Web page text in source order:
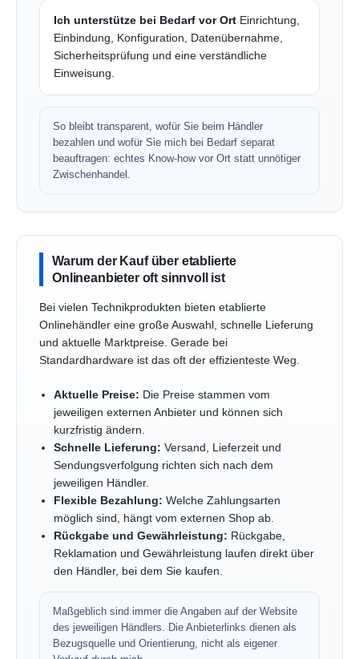
Ich unterstütze bei Bedarf vor Ort Einrichtung,
Einbindung, Konfiguration, Datenübernahme,
Sicherheitsprüfung und eine verständliche
Einweisung.
So bleibt transparent, wofür Sie beim Händler
bezahlen und wofür Sie mich bei Bedarf separat
beauftragen: echtes Know-how vor Ort statt unnötiger
Zwischenhandel.
Warum der Kauf über etablierte
Onlineanbieter oft sinnvoll ist
Bei vielen Technikprodukten bieten etablierte
Onlinehändler eine große Auswahl, schnelle Lieferung
und aktuelle Marktpreise. Gerade bei
Standardhardware ist das oft der effizienteste Weg.
Aktuelle Preise: Die Preise stammen vom
jeweiligen externen Anbieter und können sich
kurzfristig ändern.
Schnelle Lieferung: Versand, Lieferzeit und
Sendungsverfolgung richten sich nach dem
jeweiligen Händler.
Flexible Bezahlung: Welche Zahlungsarten
möglich sind, hängt vom externen Shop ab.
Rückgabe und Gewährleistung: Rückgabe,
Reklamation und Gewährleistung laufen direkt über
den Händler, bei dem Sie kaufen.
Maßgeblich sind immer die Angaben auf der Website
des jeweiligen Händlers. Die Anbieterlinks dienen als
Bezugsquelle und Orientierung, nicht als eigener